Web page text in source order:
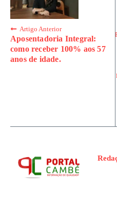
Artigo Anterior
Aposentadoria Integral:
como receber 100% aos 57
anos de idade.